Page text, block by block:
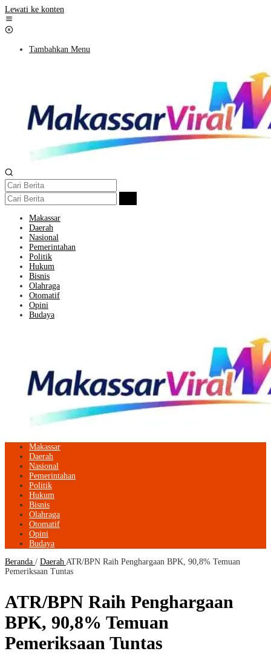
Lewati ke konten
Tambahkan Menu
Makassar
Daerah
Nasional
Pemerintahan
Politik
Hukum
Bisnis
Olahraga
Otomatif
Opini
Budaya
Makassar
Daerah
Nasional
Pemerintahan
Politik
Hukum
Bisnis
Olahraga
Otomatif
Opini
Budaya
Beranda / Daerah ATR/BPN Raih Penghargaan BPK, 90,8% Temuan
Pemeriksaan Tuntas
ATR/BPN Raih Penghargaan
BPK, 90,8% Temuan
Pemeriksaan Tuntas